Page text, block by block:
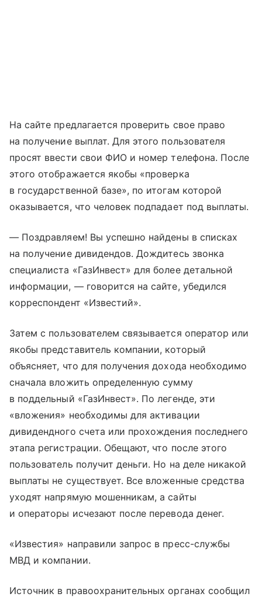
На сайте предлагается проверить свое право
на получение выплат. Для этого пользователя
просят ввести свои ФИО и номер телефона. После
этого отображается якобы «проверка
в государственной базе», по итогам которой
оказывается, что человек подпадает под выплаты.
— Поздравляем! Вы успешно найдены в списках
на получение дивидендов. Дождитесь звонка
специалиста «ГазИнвест» для более детальной
информации, — говорится на сайте, убедился
корреспондент «Известий».
Затем с пользователем связывается оператор или
якобы представитель компании, который
объясняет, что для получения дохода необходимо
сначала вложить определенную сумму
в поддельный «ГазИнвест». По легенде, эти
«вложения» необходимы для активации
дивидендного счета или прохождения последнего
этапа регистрации. Обещают, что после этого
пользователь получит деньги. Но на деле никакой
выплаты не существует. Все вложенные средства
уходят напрямую мошенникам, а сайты
и операторы исчезают после перевода денег.
«Известия» направили запрос в пресс-службы
МВД и компании.
Источник в правоохранительных органах сообщил